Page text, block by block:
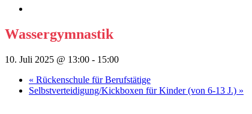
Wassergymnastik
10. Juli 2025 @ 13:00 - 15:00
« Rückenschule für Berufstätige
Selbstverteidigung/Kickboxen für Kinder (von 6-13 J.) »